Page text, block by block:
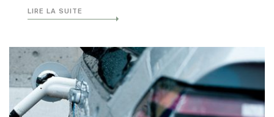
LIRE LA SUITE